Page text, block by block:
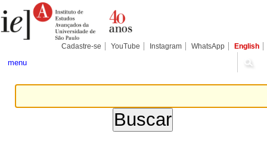
para
conteúdo.
Pessoais
Cadastre-se YouTube Instagram WhatsApp English
menu